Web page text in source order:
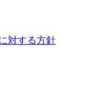
対する方針